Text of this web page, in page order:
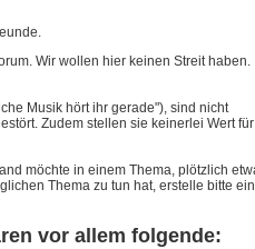
Wir wollen hier keinen Streit haben.
Musik hört ihr gerade"), sind nicht
Zudem stellen sie keinerlei Wert für
möchte in einem Thema, plötzlich
Thema zu tun hat, erstelle bitte ein
vor allem folgende: